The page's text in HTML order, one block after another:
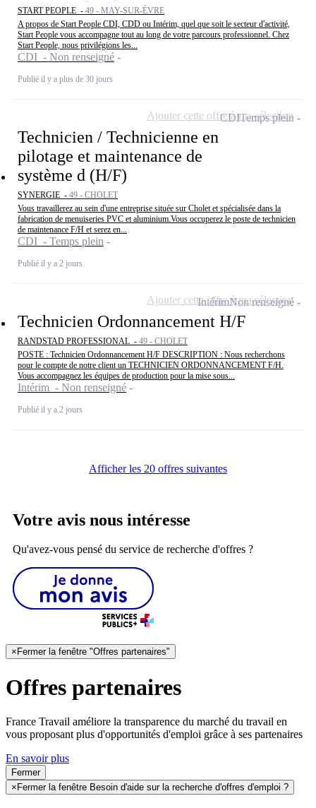
START PEOPLE - 49 - MAY-SUR-ÈVRE
A propos de Start People CDI, CDD ou Intérim, quel que soit le secteur d'activité,
Start People vous accompagne tout au long de votre parcours professionnel. Chez
Start People, nous privilégions les...
CDI - Non renseigné
Publié il y a plus de 30 jours
Technicien / Technicienne en
pilotage et maintenance de
système d (H/F)
SYNERGIE - 49 - CHOLET
Vous travaillerez au sein d'une entreprise située sur Cholet et spécialisée dans la
fabrication de menuiseries PVC et aluminium.Vous occuperez le poste de technicien
de maintenance F/H et serez en...
CDI - Temps plein
Publié il y a 2 jours
CDITemps plein
Ajouter cette offre à ma sélection
Technicien Ordonnancement H/F
RANDSTAD PROFESSIONAL - 49 - CHOLET
POSTE : Technicien Ordonnancement H/F DESCRIPTION : Nous recherchons
pour le compte de notre client un TECHNICIEN ORDONNANCEMENT F/H.
Vous accompagnez les équipes de production pour la mise sous...
Intérim - Non renseigné
Publié il y a 2 jours
IntérimNon renseigné
Ajouter cette offre à ma sélection
Afficher les 20 offres suivantes
Votre avis nous intéresse
Qu'avez-vous pensé du service de recherche d'offres ?
× Fermer la fenêtre "Offres partenaires"
Offres partenaires
France Travail améliore la transparence du marché du travail en
vous proposant plus d'opportunités d'emploi grâce à ses partenaires
En savoir plus
Fermer
× Fermer la fenêtre Besoin d'aide sur la recherche d'offres d'emploi ?